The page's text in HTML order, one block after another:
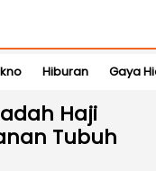
Hiburan Gaya
Haji
Tubuh